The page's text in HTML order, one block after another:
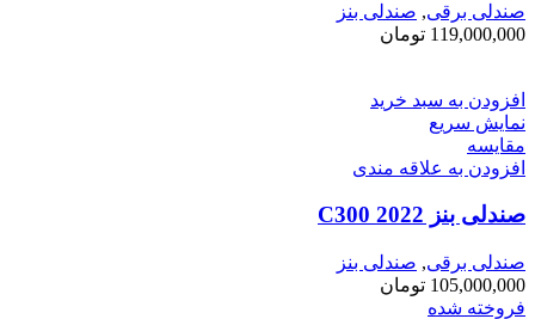
صندلی برقی, صندلی بنز
119,000,000 تومان
افزودن به سبد خرید
نمایش سریع
مقايسه
افزودن به علاقه مندی
صندلی بنز C300 2022
صندلی برقی, صندلی بنز
105,000,000 تومان
فروخته شده